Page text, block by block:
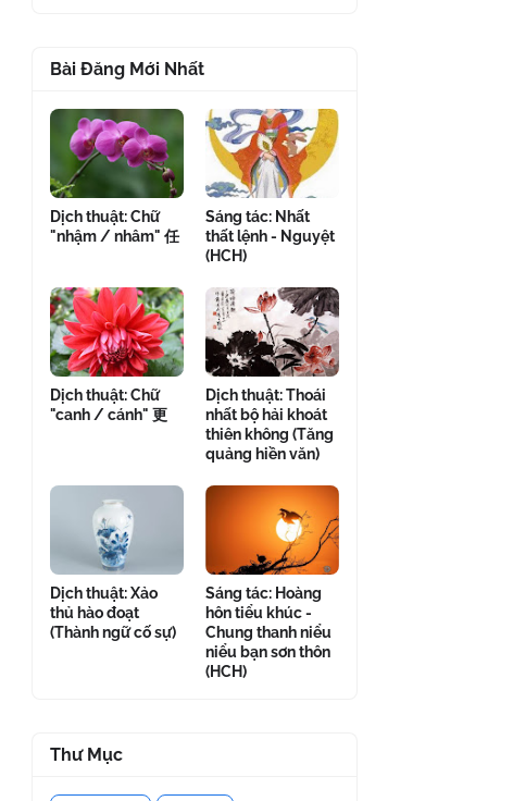
Bài Đăng Mới Nhất
Dịch thuật: Chữ
"nhậm / nhâm" 任
Sáng tác: Nhất
thất lệnh - Nguyệt
(HCH)
Dịch thuật: Chữ
"canh / cánh" 更
Dịch thuật: Thoái
nhất bộ hải khoát
thiên không (Tăng
quảng hiền văn)
Dịch thuật: Xảo
thủ hào đoạt
(Thành ngữ cố sự)
Sáng tác: Hoàng
hôn tiểu khúc -
Chung thanh niểu
niểu bạn sơn thôn
(HCH)
Thư Mục